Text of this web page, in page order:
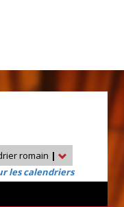
romain |
les calendriers